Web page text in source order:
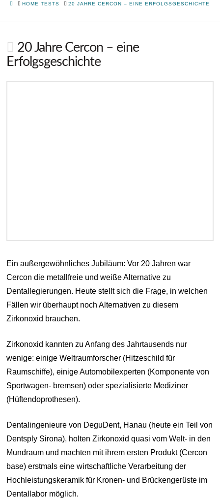
HOMEHOME TESTS 20 JAHRE CERCON – EINE ERFOLGSGESCHICHTE
20 Jahre Cercon – eine
Erfolgsgeschichte
Ein außergewöhnliches Jubiläum: Vor 20 Jahren war
Cercon die metallfreie und weiße Alternative zu
Dentallegierungen. Heute stellt sich die Frage, in welchen
Fällen wir überhaupt noch Alternativen zu diesem
Zirkonoxid brauchen.
Zirkonoxid kannten zu Anfang des Jahrtausends nur
wenige: einige Weltraumforscher (Hitzeschild für
Raumschiffe), einige Automobilexperten (Komponente von
Sportwagen- bremsen) oder spezialisierte Mediziner
(Hüftendoprothesen).
Dentalingenieure von DeguDent, Hanau (heute ein Teil von
Dentsply Sirona), holten Zirkonoxid quasi vom Welt- in den
Mundraum und machten mit ihrem ersten Produkt (Cercon
base) erstmals eine wirtschaftliche Verarbeitung der
Hochleistungskeramik für Kronen- und Brückengerüste im
Dentallabor möglich.